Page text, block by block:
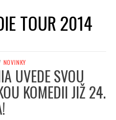
TOUR 2014
NOVINKY
UVEDE SVOU
KOMEDII JIŽ 24.